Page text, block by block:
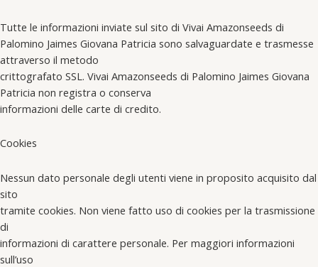
Tutte le informazioni inviate sul sito di Vivai Amazonseeds di
Palomino Jaimes Giovana Patricia sono salvaguardate e trasmesse
attraverso il metodo
crittografato SSL. Vivai Amazonseeds di Palomino Jaimes Giovana
Patricia non registra o conserva
informazioni delle carte di credito.
Cookies
Nessun dato personale degli utenti viene in proposito acquisito dal
sito
tramite cookies. Non viene fatto uso di cookies per la trasmissione
di
informazioni di carattere personale. Per maggiori informazioni
sull’uso